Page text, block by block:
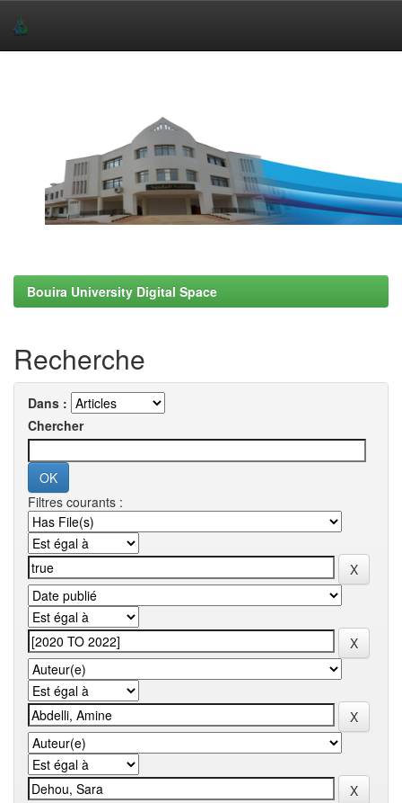
Bouira University Digital Space
Recherche
Dans :
Chercher
Filtres courants :